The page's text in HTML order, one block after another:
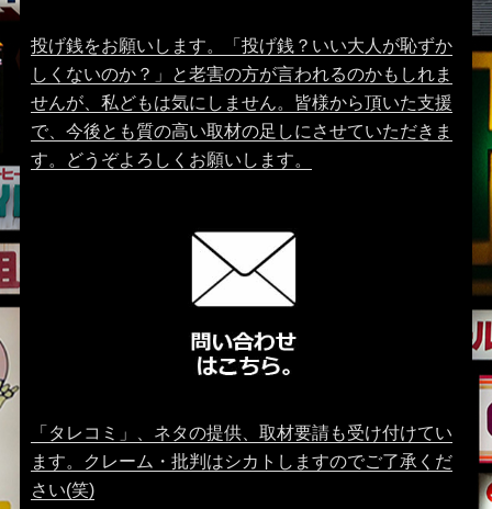
投げ銭をお願いします。「投げ銭？いい大人が恥ずか
しくないのか？」と老害の方が言われるのかもしれま
せんが、私どもは気にしません。皆様から頂いた支援
で、今後とも質の高い取材の足しにさせていただきま
す。どうぞよろしくお願いします。
「タレコミ」、ネタの提供、取材要請も受け付けてい
ます。クレーム・批判はシカトしますのでご了承くだ
さい(笑)